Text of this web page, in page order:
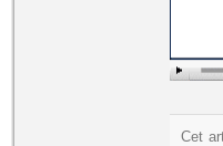
Cet